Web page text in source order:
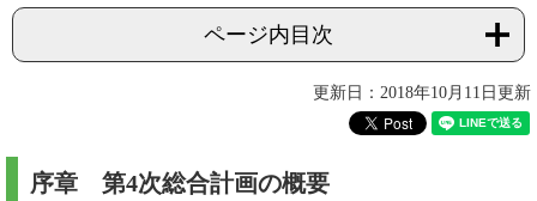
ページ内目次
更新日：2018年10月11日更新
序章 第4次総合計画の概要